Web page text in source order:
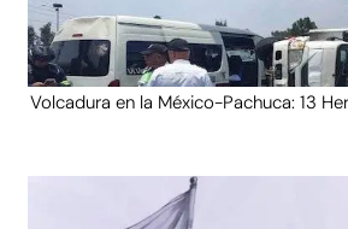
Volcadura en la México-Pachuca: 13